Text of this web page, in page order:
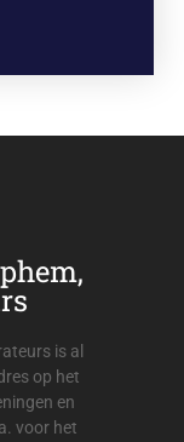
is al
op het
en
voor het